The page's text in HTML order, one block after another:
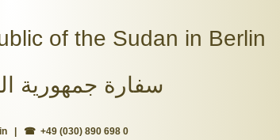
| ☎ +49 (030) 890 698 0
of the Sudan in Berlin
سفارة جمهورية